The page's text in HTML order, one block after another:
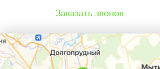
Заказать звонок